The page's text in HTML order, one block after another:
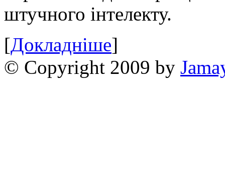
штучного інтелекту.
[Докладніше]
© Copyright 2009 by